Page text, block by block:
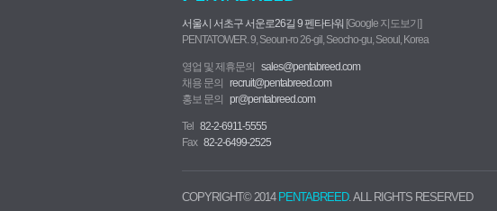
서울시 서초구 서운로26길 9 펜타타워 [Google 지도보기]
PENTATOWER. 9, Seoun-ro 26-gil, Seocho-gu, Seoul, Korea
영업 및 제휴문의
sales@pentabreed.com
채용 문의
recruit@pentabreed.com
홍보 문의
pr@pentabreed.com
Tel
82-2-6911-5555
Fax 82-2-6499-2525
COPYRIGHT© 2014 PENTABREED. ALL RIGHTS RESERVED